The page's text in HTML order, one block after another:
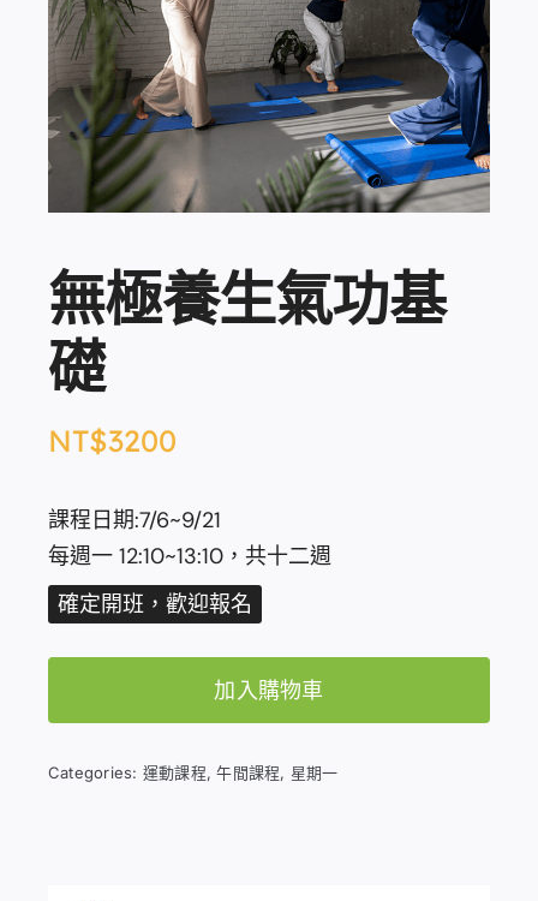
無極養生氣功基
礎
NT$3200
課程日期:7/6~9/21
每週一 12:10~13:10，共十二週
確定開班，歡迎報名
加入購物車
Categories: 運動課程,午間課程, 星期一